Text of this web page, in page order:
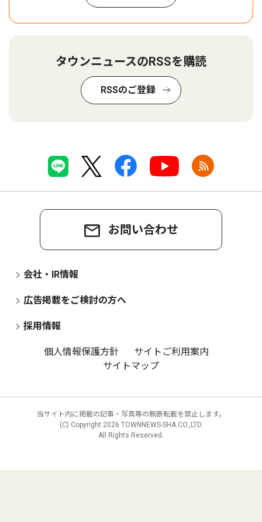
タウンニュースのRSSを購読
RSSのご登録
お問い合わせ
会社・IR情報
広告掲載をご検討の方へ
採用情報
個人情報保護方針
サイトご利用案内
サイトマップ
当サイト内に掲載の記事・写真等の無断転載を禁止します。
(C) Copyright 2026 TOWNNEWS-SHA CO.,LTD.
All Rights Reserved.